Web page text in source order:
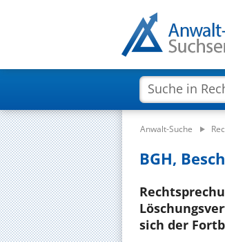
Anwalt-Suche
BGH,
sich der